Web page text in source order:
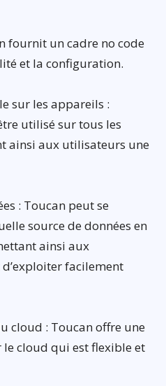
fournit un cadre no code
et la configuration.
sur les appareils :
utilisé sur tous les
ainsi aux utilisateurs une
: Toucan peut se
source de données en
ainsi aux
facilement
cloud : Toucan offre une
cloud qui est flexible et